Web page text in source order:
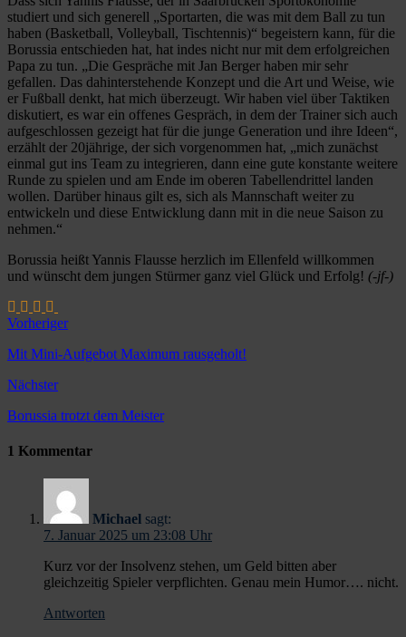
studiert und sich generell „Sportarten, die was mit dem Ball zu tun
haben (Basketball, Volleyball, Tischtennis)“ begeistern kann, für die
Borussia entschieden hat, hat indes nicht nur mit dem erfolgreichen
Papa zu tun. „Die Gespräche mit Jan Berger haben mir sehr
gefallen. Das dahinterstehende Konzept und die Art und Weise, wie
er Fußball denkt, hat mich überzeugt. Wir haben viel über Taktiken
diskutiert, es war ein offenes Gespräch, in dem der Trainer sich auch
aufgeschlossen gezeigt hat für die junge Generation und ihre Ideen“,
erzählt der 20jährige, der sich vorgenommen hat, „mich zunächst
einmal gut ins Team zu integrieren, dann eine gute konstante weitere
Runde zu spielen und am Ende im oberen Tabellendrittel landen
wollen. Darüber hinaus gilt es, sich als Mannschaft weiter zu
entwickeln und diese Entwicklung dann mit in die neue Saison zu
nehmen.“
Borussia heißt Yannis Flausse herzlich im Ellenfeld willkommen
und wünscht dem jungen Stürmer ganz viel Glück und Erfolg! (-jf-)
Vorheriger
Mit Mini-Aufgebot Maximum rausgeholt!
Nächster
Borussia trotzt dem Meister
1 Kommentar
Michael sagt:
7. Januar 2025 um 23:08 Uhr
Kurz vor der Insolvenz stehen, um Geld bitten aber
gleichzeitig Spieler verpflichten. Genau mein Humor…. nicht.
Antworten